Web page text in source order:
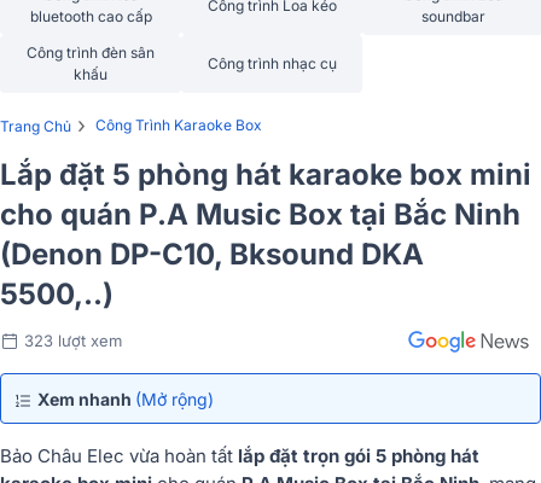
bluetooth cao cấp
Công trình Loa kéo
soundbar
Công trình đèn sân
khấu
Công trình nhạc cụ
Trang Chủ › Công Trình Karaoke Box
Lắp đặt 5 phòng hát karaoke box mini
cho quán P.A Music Box tại Bắc Ninh
(Denon DP-C10, Bksound DKA
5500,..)
323 lượt xem
Xem nhanh (Mở rộng)
Bảo Châu Elec vừa hoàn tất lắp đặt trọn gói 5 phòng hát